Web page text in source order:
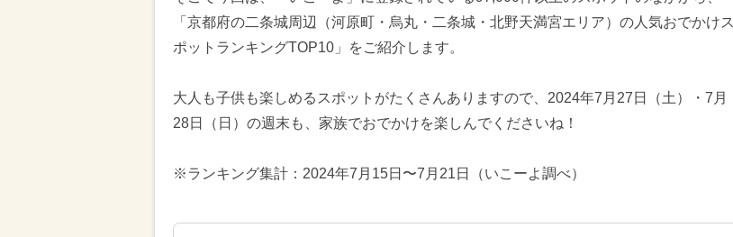
「京都府の二条城周辺（河原町・烏丸・二条城・北野天満宮エリア）の人気おでかけス
ポットランキングTOP10」をご紹介します。
大人も子供も楽しめるスポットがたくさんありますので、2024年7月27日（土）・7月
28日（日）の週末も、家族でおでかけを楽しんでくださいね！
※ランキング集計：2024年7月15日〜7月21日（いこーよ調べ）